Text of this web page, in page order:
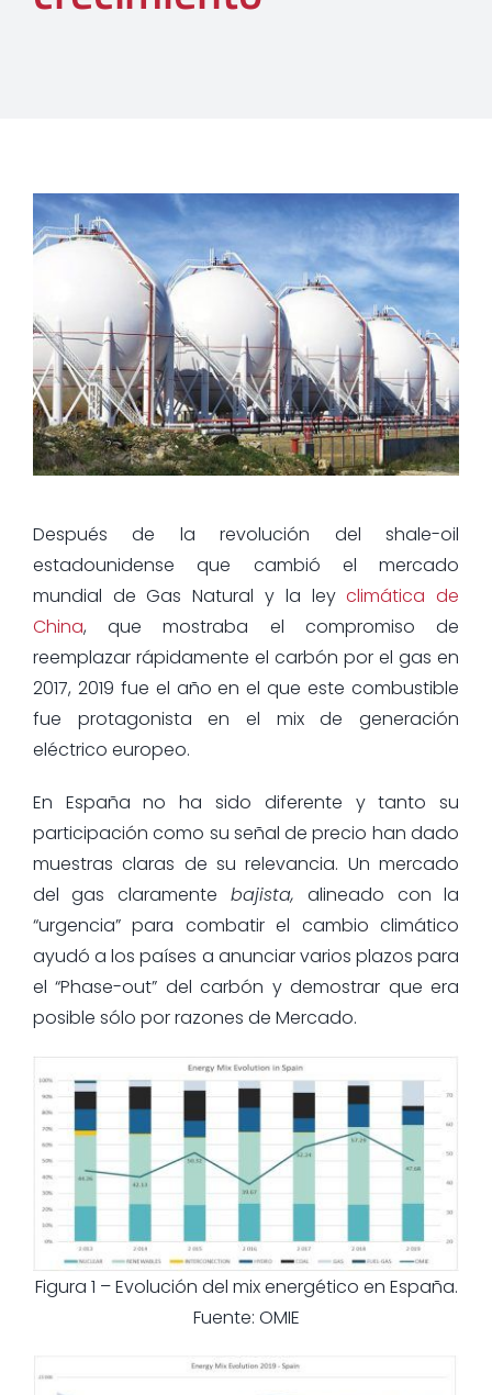
Después de la revolución del shale-oil
estadounidense que cambió el mercado
mundial de Gas Natural y la leyclimática de
China, que mostraba el compromiso de
reemplazar rápidamente el carbón por el gas en
2017, 2019 fue el año en el que este combustible
fue protagonista en el mix de generación
eléctrico europeo.
En España no ha sido diferente y tanto su
participación como su señal de precio han dado
muestras claras de su relevancia. Un mercado
del gas claramente bajista,alineado con la
“urgencia” para combatir el cambio climático
ayudó a los países a anunciar varios plazos para
el “Phase-out” del carbón y demostrar que era
posible sólo por razones de Mercado.
Figura 1 – Evolución del mix energético en España.
Fuente: OMIE